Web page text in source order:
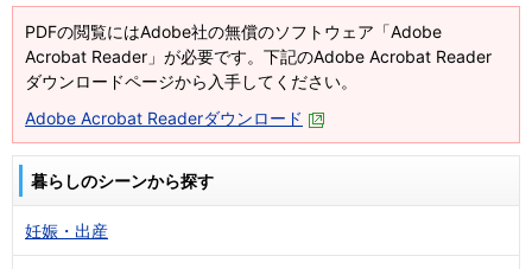
PDFの閲覧にはAdobe社の無償のソフトウェア「Adobe
Acrobat Reader」が必要です。下記のAdobe Acrobat Reader
ダウンロードページから入手してください。
Adobe Acrobat Readerダウンロード
暮らしのシーンから探す
妊娠・出産